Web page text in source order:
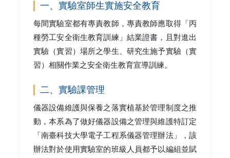
一、實驗室師生實施安全教育
每間實驗室都有專責教師，專責教師應取得「丙
種勞工安全衛生教育訓練」結業證書，且對進出
實驗（實習）場所之學生、研究生施予實驗（實
習）相關作業之安全衛生教育宣導訓練。
二、實驗課管理
儀器設備維護與保養之落實植基於管理制度之推
動，本系為了做好儀器設備之管理與維護特訂定
「南臺科技大學電子工程系儀器管理辦法」，該
辦法對於使用實驗室的班級人員都予以編組並賦